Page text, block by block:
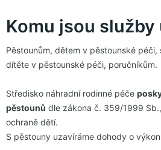
Komu jsou služby
Pěstounům, dětem v pěstounské
dítěte v pěstounské péči, poručníkům.
Středisko náhradní rodinné péče
pěstounů dle zákona č. 359/1999
ochraně dětí.
S pěstouny uzavíráme dohody o